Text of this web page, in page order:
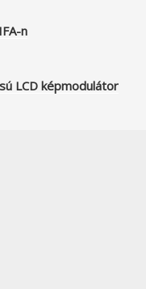
n
LCD képmodulátor